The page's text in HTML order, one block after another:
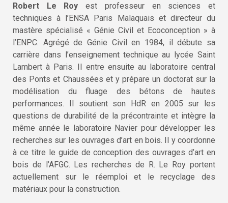
Robert Le Roy est professeur en sciences et
techniques à l’ENSA Paris Malaquais et directeur du
mastère spécialisé « Génie Civil et Ecoconception » à
l’ENPC. Agrégé de Génie Civil en 1984, il débute sa
carrière dans l’enseignement technique au lycée Saint
Lambert à Paris. Il entre ensuite au laboratoire central
des Ponts et Chaussées et y prépare un doctorat sur la
modélisation du fluage des bétons de hautes
performances. Il soutient son HdR en 2005 sur les
questions de durabilité de la précontrainte et intègre la
même année le laboratoire Navier pour développer les
recherches sur les ouvrages d’art en bois. Il y coordonne
à ce titre le guide de conception des ouvrages d’art en
bois de l’AFGC. Les recherches de R. Le Roy portent
actuellement sur le réemploi et le recyclage des
matériaux pour la construction.